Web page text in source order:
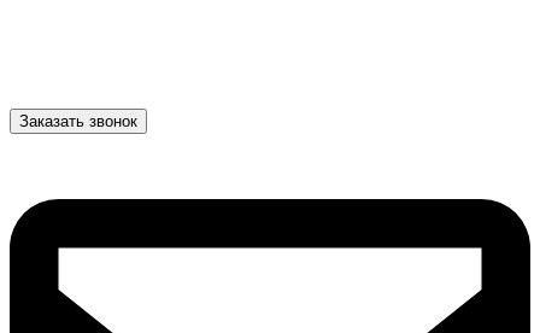
Заказать звонок